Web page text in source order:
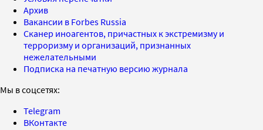
Архив
Вакансии в Forbes Russia
Сканер иноагентов, причастных к экстремизму и
терроризму и организаций, признанных
нежелательными
Подписка на печатную версию журнала
Мы в соцсетях:
Telegram
ВКонтакте